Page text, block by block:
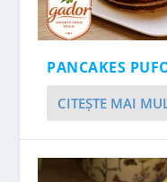
PANCAKES
CITEŞTE MAI